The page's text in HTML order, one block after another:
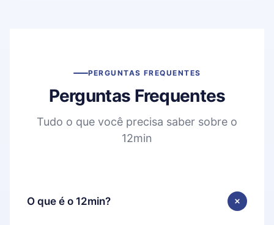
PERGUNTAS FREQUENTES
Perguntas Frequentes
Tudo o que você precisa saber sobre o
12min
O que é o 12min?